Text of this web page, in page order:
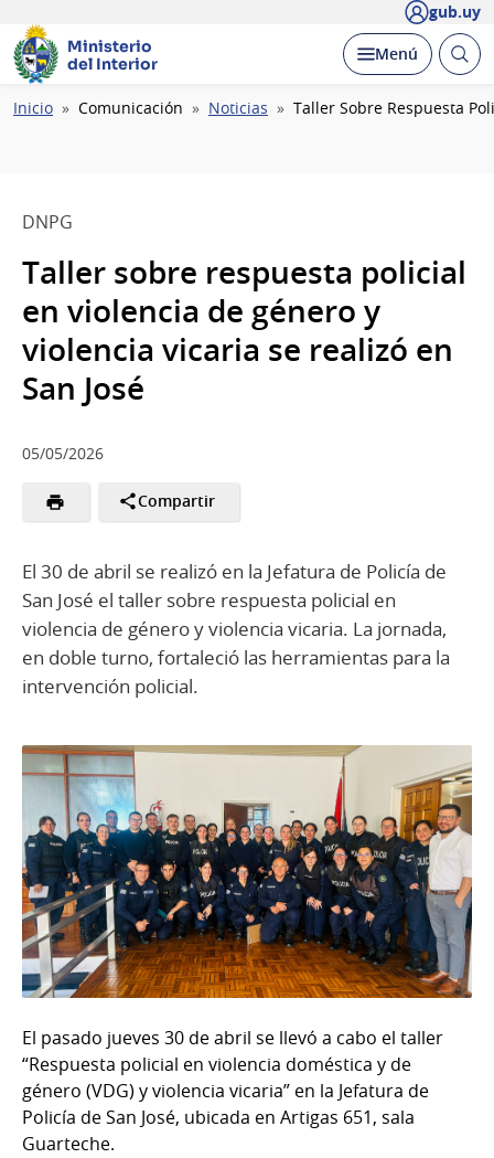
gub.uy
Ministerio
del Interior
Desplegar
Menú Abrir
Ruta
Inicio Comunicación Noticias Taller Sobre Respuesta
DNPG
Taller sobre respuesta policial
en violencia de género y
violencia vicaria se realizó en
San José
05/05/2026
Compartir
El 30 de abril se realizó en la Jefatura de Policía de
San José el taller sobre respuesta policial en
violencia de género y violencia vicaria. La jornada,
en doble turno, fortaleció las herramientas para la
intervención policial.
El pasado jueves 30 de abril se llevó a cabo el taller
“Respuesta policial en violencia doméstica y de
género (VDG) y violencia vicaria” en la Jefatura de
Policía de San José, ubicada en Artigas 651, sala
Guarteche.